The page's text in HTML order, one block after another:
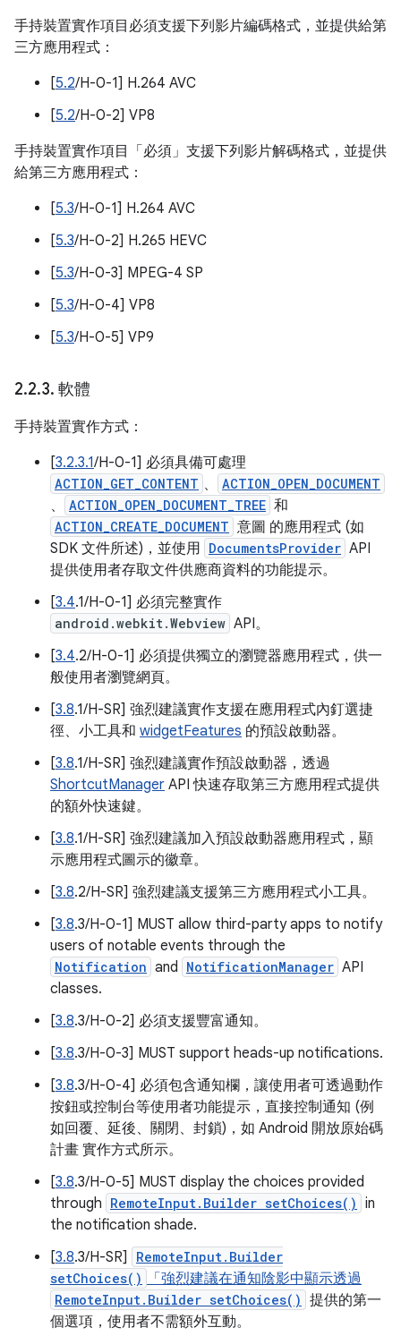
手持裝置實作項目必須支援下列影片編碼格式，並提供給第
三方應用程式：
[5.2/H-0-1] H.264 AVC
[5.2/H-0-2] VP8
手持裝置實作項目「必須」支援下列影片解碼格式，並提供
給第三方應用程式：
[5.3/H-0-1] H.264 AVC
[5.3/H-0-2] H.265 HEVC
[5.3/H-0-3] MPEG-4 SP
[5.3/H-0-4] VP8
[5.3/H-0-5] VP9
2.2.3. 軟體
手持裝置實作方式：
[3.2.3.1/H-0-1] 必須具備可處理
ACTION_GET_CONTENT 、 ACTION_OPEN_DOCUMENT
、 ACTION_OPEN_DOCUMENT_TREE 和
ACTION_CREATE_DOCUMENT 意圖 的應用程式 (如
SDK 文件所述)，並使用 DocumentsProvider API
提供使用者存取文件供應商資料的功能提示。
[3.4.1/H-0-1] 必須完整實作
android.webkit.Webview API。
[3.4.2/H-0-1] 必須提供獨立的瀏覽器應用程式，供一
般使用者瀏覽網頁。
[3.8.1/H-SR] 強烈建議實作支援在應用程式內釘選捷
徑、小工具和 widgetFeatures 的預設啟動器。
[3.8.1/H-SR] 強烈建議實作預設啟動器，透過
ShortcutManager API 快速存取第三方應用程式提供
的額外快速鍵。
[3.8.1/H-SR] 強烈建議加入預設啟動器應用程式，顯
示應用程式圖示的徽章。
[3.8.2/H-SR] 強烈建議支援第三方應用程式小工具。
[3.8.3/H-0-1] MUST allow third-party apps to notify
users of notable events through the
Notification and NotificationManager API
classes.
[3.8.3/H-0-2] 必須支援豐富通知。
[3.8.3/H-0-3] MUST support heads-up notifications.
[3.8.3/H-0-4] 必須包含通知欄，讓使用者可透過動作
按鈕或控制台等使用者功能提示，直接控制通知 (例
如回覆、延後、關閉、封鎖)，如 Android 開放原始碼
計畫 實作方式所示。
[3.8.3/H-0-5] MUST display the choices provided
through RemoteInput.Builder setChoices() in
the notification shade.
[3.8.3/H-SR]
RemoteInput.Builder
setChoices()
「強烈建議在通知陰影中顯示透過
RemoteInput.Builder setChoices() 提供的第一
個選項，使用者不需額外互動。